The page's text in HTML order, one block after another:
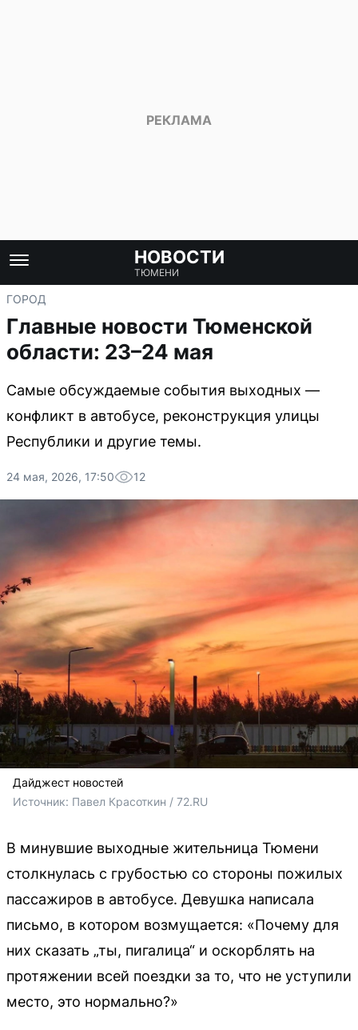
НОВОСТИ
ТЮМЕНИ
ГОРОД
Главные новости Тюменской
области: 23–24 мая
Самые обсуждаемые события выходных —
конфликт в автобусе, реконструкция улицы
Республики и другие темы.
24 мая, 2026, 17:50 12
Дайджест новостей
Источник: Павел Красоткин / 72.RU
В минувшие выходные жительница Тюмени
столкнулась с грубостью со стороны пожилых
пассажиров в автобусе. Девушка написала
письмо, в котором возмущается: «Почему для
них сказать „ты, пигалица“ и оскорблять на
протяжении всей поездки за то, что не уступили
место, это нормально?»